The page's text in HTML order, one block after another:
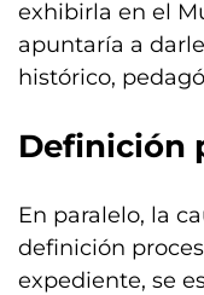
exhibirla en el
apuntaría a
histórico,
Definición
En paralelo, la
definición
expediente, se